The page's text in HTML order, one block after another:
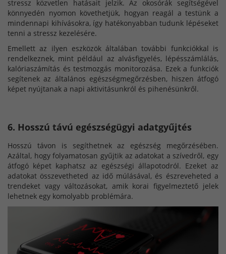
stressz közvetlen hatásait jelzik. Az okosórák segítségével
könnyedén nyomon követhetjük, hogyan reagál a testünk a
mindennapi kihívásokra, így hatékonyabban tudunk lépéseket
tenni a stressz kezelésére.
Emellett az ilyen eszközök általában további funkciókkal is
rendelkeznek, mint például az alvásfigyelés, lépésszámlálás,
kalóriaszámítás és testmozgás monitorozása. Ezek a funkciók
segítenek az általános egészségmegőrzésben, hiszen átfogó
képet nyújtanak a napi aktivitásunkról és pihenésünkről.
6. Hosszú távú egészségügyi adatgyűjtés
Hosszú távon is segíthetnek az egészség megőrzésében.
Azáltal, hogy folyamatosan gyűjtik az adatokat a szívedről, egy
átfogó képet kaphatsz az egészségi állapotodról. Ezeket az
adatokat összevetheted az idő múlásával, és észreveheted a
trendeket vagy változásokat, amik korai figyelmeztető jelek
lehetnek egy komolyabb problémára.